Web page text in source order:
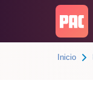
Inicio